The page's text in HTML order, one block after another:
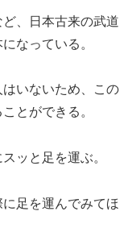
、日本古来の武道
なっている。
いないため、この
とができる。
ッと足を運ぶ。
足を運んでみてほ